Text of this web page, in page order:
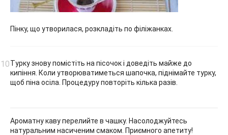
Пінку, що утворилася, розкладіть по філіжанках.
Турку знову помістіть на пісочок і доведіть майже до
кипіння. Коли утворюватиметься шапочка, піднімайте турку,
щоб піна осіла. Процедуру повторіть кілька разів.
Ароматну каву перелийте в чашку. Насолоджуйтесь
натуральним насиченим смаком. Приємного апетиту!